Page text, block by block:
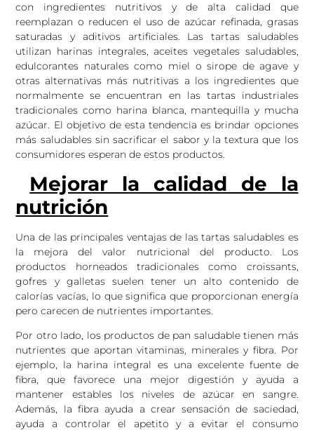
con ingredientes nutritivos y de alta calidad que
reemplazan o reducen el uso de azúcar refinada, grasas
saturadas y aditivos artificiales. Las tartas saludables
utilizan harinas integrales, aceites vegetales saludables,
edulcorantes naturales como miel o sirope de agave y
otras alternativas más nutritivas a los ingredientes que
normalmente se encuentran en las tartas industriales
tradicionales como harina blanca, mantequilla y mucha
azúcar. El objetivo de esta tendencia es brindar opciones
más saludables sin sacrificar el sabor y la textura que los
consumidores esperan de estos productos.
Mejorar la calidad de la
nutrición
Una de las principales ventajas de las tartas saludables es
la mejora del valor nutricional del producto. Los
productos horneados tradicionales como croissants,
gofres y galletas suelen tener un alto contenido de
calorías vacías, lo que significa que proporcionan energía
pero carecen de nutrientes importantes.
Por otro lado, los productos de pan saludable tienen más
nutrientes que aportan vitaminas, minerales y fibra. Por
ejemplo, la harina integral es una excelente fuente de
fibra, que favorece una mejor digestión y ayuda a
mantener estables los niveles de azúcar en sangre.
Además, la fibra ayuda a crear sensación de saciedad,
ayuda a controlar el apetito y a evitar el consumo